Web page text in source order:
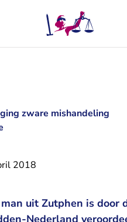
zware mishandeling
2018
uit Zutphen is door
Nederland